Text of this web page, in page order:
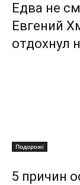
Едва не
Евгений
отдохнул
Подорожі
5 причин